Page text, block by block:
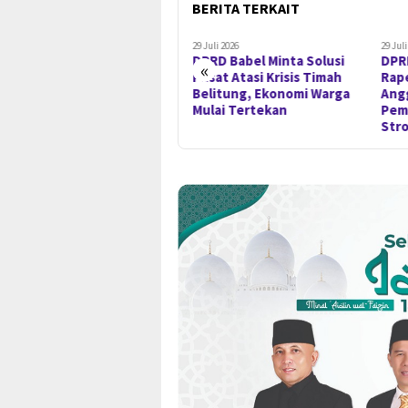
BERITA TERKAIT
«
29 Juli 2026
DPRD Babel Setujui Dua
Raperda, Soroti Serapan
Anggaran dan Bahas Skema
Pembiayaan RS Jantung-
25
Edi